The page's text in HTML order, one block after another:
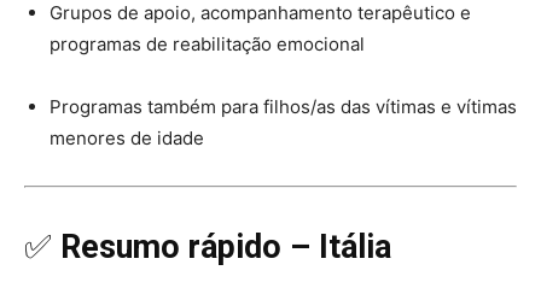
Grupos de apoio, acompanhamento terapêutico e
programas de reabilitação emocional
Programas também para filhos/as das vítimas e vítimas
menores de idade
✅ Resumo rápido – Itália